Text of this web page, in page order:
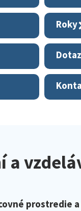
Roky
prostredie